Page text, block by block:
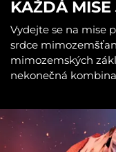
KAŽDÁ
Vydejte se na mise
srdce
mimozemských
nekonečná